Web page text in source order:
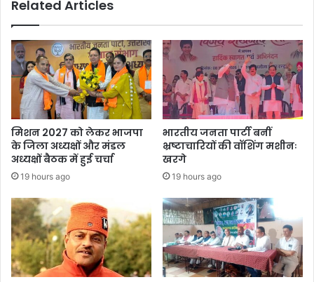
डेरा
Related Articles
मिशन 2027 को लेकर भाजपा
के जिला अध्यक्षों और मंडल
अध्यक्षों बैठक में हुई चर्चा
19 hours ago
भारतीय जनता पार्टी बनीं
भ्रष्टाचारियों की वॉशिंग मशीनः
खरगे
19 hours ago